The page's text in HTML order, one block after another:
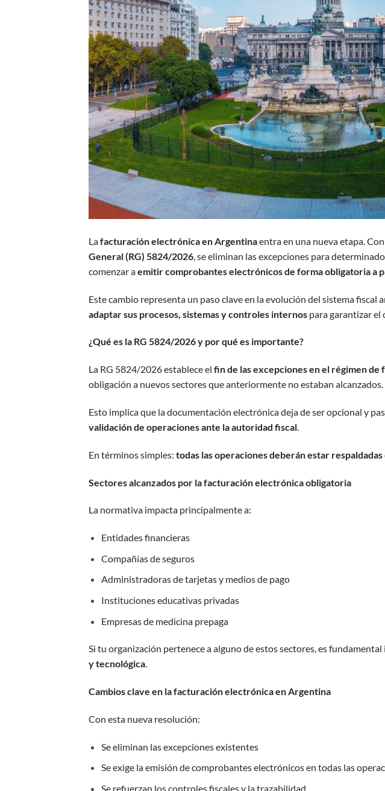
Lafacturación electrónica en Argentinaentra en una nueva etapa.
General (RG) 5824/2026, se eliminan las excepciones para
comenzar aemitir comprobantes electrónicos de forma obligatoria a
Este cambio representa un paso clave en la evolución del sistema fiscal
adaptar sus procesos, sistemas y controles internos para garantizar el
¿Qué es la RG 5824/2026 y por qué es importante?
La RG 5824/2026 establece el fin de las excepciones en el régimen
obligación a nuevos sectores que anteriormente no estaban alcanzados.
Esto implica que la documentación electrónica deja de ser opcional y
validación de operaciones ante la autoridad fiscal.
En términos simples: todas las operaciones deberán estar
Sectores alcanzados por la facturación electrónica obligatoria
La normativa impacta principalmente a:
Entidades financieras
Compañías de seguros
Administradoras de tarjetas y medios de pago
Instituciones educativas privadas
Empresas de medicina prepaga
Si tu organización pertenece a alguno de estos sectores, es fundamental
y tecnológica.
Cambios clave en la facturación electrónica en Argentina
Con esta nueva resolución:
Se eliminan las excepciones existentes
Se exige la emisión de comprobantes electrónicos en todas las
Se refuerzan los controles fiscales y la trazabilidad